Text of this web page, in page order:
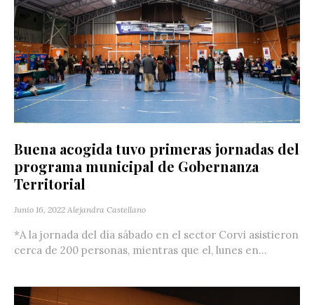
Buena acogida tuvo primeras jornadas del
programa municipal de Gobernanza
Territorial
Junio 16, 2022 Alejandra Castellano
*A la jornada del día sábado en el sector Corvi asistieron
cerca de 200 personas, mientras que el, lunes en...